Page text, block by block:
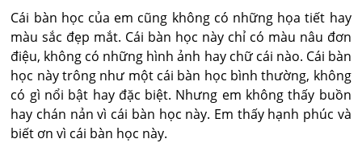
Cái bàn học của em cũng không có những họa tiết hay
màu sắc đẹp mắt. Cái bàn học này chỉ có màu nâu đơn
điệu, không có những hình ảnh hay chữ cái nào. Cái bàn
học này trông như một cái bàn học bình thường, không
có gì nổi bật hay đặc biệt. Nhưng em không thấy buồn
hay chán nản vì cái bàn học này. Em thấy hạnh phúc và
biết ơn vì cái bàn học này.